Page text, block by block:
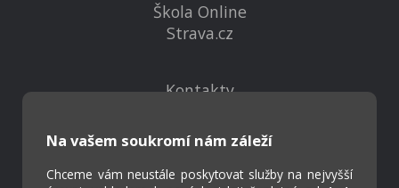
Na vašem soukromí nám záleží
Chceme vám neustále poskytovat služby na nejvyšší
Škola Online
Strava.cz
Kontakty
Virtuální prohlídka